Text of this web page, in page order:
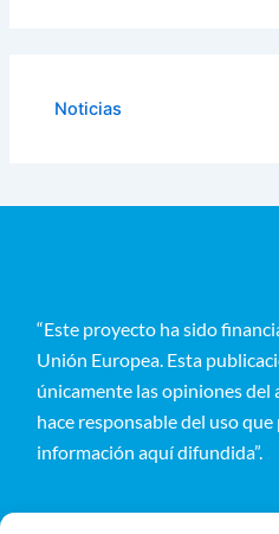
Noticias
“Este proyecto ha sido
Unión Europea. Esta
únicamente las opiniones del
hace responsable del uso que
información aquí difundida”.